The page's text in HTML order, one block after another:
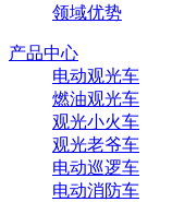
领域优势
产品中心
电动观光车
燃油观光车
观光小火车
观光老爷车
电动巡逻车
电动消防车